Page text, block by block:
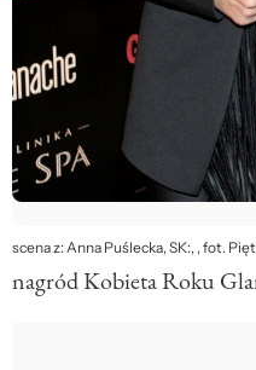
scena z: Anna Puślecka, SK:, , fot.
nagród Kobieta Roku